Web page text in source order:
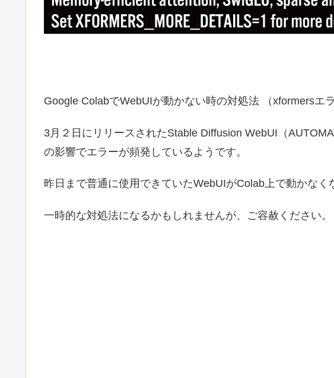
Google ColabでWebUIが動かない時の対処法 （xformersエ
3月２日にリリースされたStable Diffusion WebUI（
の影響でエラーが頻発しているようです。
昨日まで普通に使用できていたWebUIがColab上で動かなく
一時的な対処法になるかもしれませんが、ご容赦ください。